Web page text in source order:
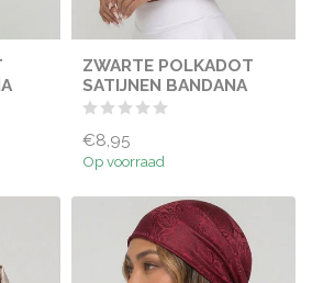
ZWARTE POLKADOT
SATIJNEN BANDANA
€8,95
Op voorraad